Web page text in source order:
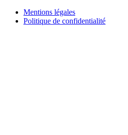
Mentions légales
Politique de confidentialité